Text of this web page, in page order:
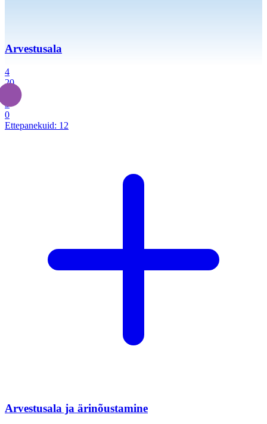
Arvestusala
4
20
3
0
Ettepanekuid: 12
Arvestusala ja ärinõustamine